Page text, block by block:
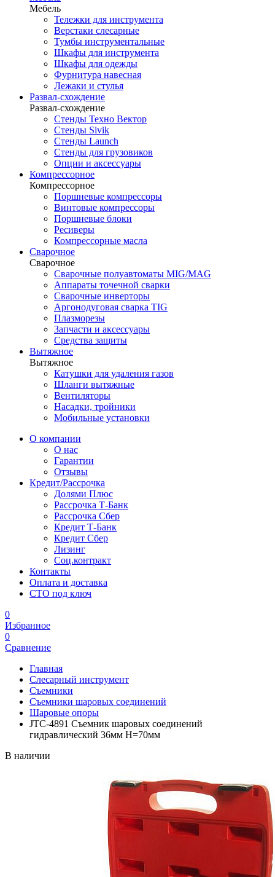
Мебель
Тележки для инструмента
Верстаки слесарные
Тумбы инструментальные
Шкафы для инструмента
Шкафы для одежды
Фурнитура навесная
Лежаки и стулья
Развал-схождение
Развал-схождение
Стенды Техно Вектор
Стенды Sivik
Стенды Launch
Стенды для грузовиков
Опции и аксессуары
Компрессорное
Компрессорное
Поршневые компрессоры
Винтовые компрессоры
Поршневые блоки
Ресиверы
Компрессорные масла
Сварочное
Сварочное
Сварочные полуавтоматы MIG/MAG
Аппараты точечной сварки
Сварочные инверторы
Аргонодуговая сварка TIG
Плазморезы
Запчасти и аксессуары
Средства защиты
Вытяжное
Вытяжное
Катушки для удаления газов
Шланги вытяжные
Вентиляторы
Насадки, тройники
Мобильные установки
О компании
О нас
Гарантии
Отзывы
Кредит/Рассрочка
Долями Плюс
Рассрочка Т-Банк
Рассрочка Сбер
Кредит Т-Банк
Кредит Сбер
Лизинг
Соц.контракт
Контакты
Оплата и доставка
СТО под ключ
0
Избранное
0
Сравнение
Главная
Слесарный инструмент
Съемники
Съемники шаровых соединений
Шаровые опоры
JTC-4891 Съемник шаровых соединений
гидравлический 36мм H=70мм
В наличии